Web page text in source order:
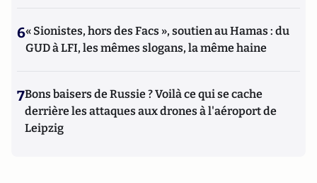
6« Sionistes, hors des Facs », soutien au Hamas : du
GUD à LFI, les mêmes slogans, la même haine
7Bons baisers de Russie ? Voilà ce qui se cache
derrière les attaques aux drones à l'aéroport de
Leipzig